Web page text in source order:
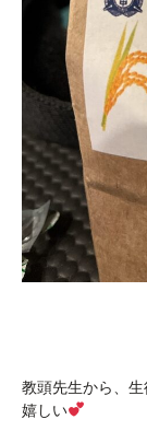
教頭先生から、
嬉しい